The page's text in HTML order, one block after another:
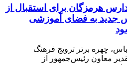
هرمزگان برای استقبال از
درس جدید به فضای آموزشی